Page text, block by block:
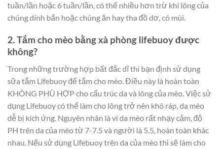
tuần/lần hoặc 6 tuần/lần, có thể nhiều hơn trừ khi lông của
chúng dính bẩn hoặc chúng ăn hay tha đồ dơ, có mùi.
2. Tắm cho mèo bằng xà phòng lifebuoy được
không?
Trong những trường hợp bất đắc dĩ thì bạn định sử dụng
sữa tắm Lifebuoy để tắm cho mèo. Điều này là hoàn toàn
KHÔNG PHÙ HỢP cho cấu trúc da và lông của mèo. Việc sử
dụng Lifebuoy có thể làm cho lông trở nên khô ráp, da mèo
dễ bị kích ứng. Nguyên nhân là vì da mèo rất nhạy cảm, độ
PH trên da của mèo từ 7-7.5 và người là 5.5, hoàn toàn khác
nhau. Nếu sử dụng Lifebuoy trên da của mèo thì sẽ làm cho